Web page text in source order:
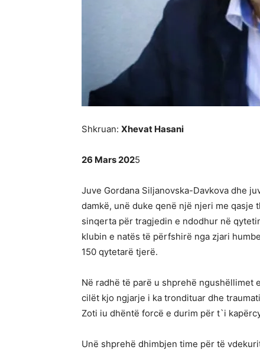
Shkruan: Xhevat Hasani
26 Mars 2025
Juve Gordana Siljanovska-Davkova dhe
damkë, unë duke qenë një njeri me
sinqerta për tragjedin e ndodhur në
klubin e natës të përfshirë nga zjari
150 qytetarë tjerë.
Në radhë të parë u shprehë ngushëllimet
cilët kjo ngjarje i ka trondituar dhe
Zoti iu dhëntë forcë e durim për t`i
Unë shprehë dhimbjen time për të